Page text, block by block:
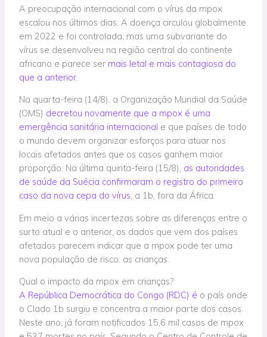
A preocupação internacional com o vírus da mpox
escalou nos últimos dias. A doença circulou globalmente
em 2022 e foi controlada, mas uma subvariante do
vírus se desenvolveu na região central do continente
africano e parece ser mais letal e mais contagiosa do
que a anterior.
Na quarta-feira (14/8), a Organização Mundial da Saúde
(OMS) decretou novamente que a mpox é uma
emergência sanitária internacional e que países de todo
o mundo devem organizar esforços para atuar nos
locais afetados antes que os casos ganhem maior
proporção. Na última quinta-feira (15/8), as autoridades
de saúde da Suécia confirmaram o registro do primeiro
caso da nova cepa do vírus, a 1b, fora da África.
Em meio a várias incertezas sobre as diferenças entre o
surto atual e o anterior, os dados que vem dos países
afetados parecem indicar que a mpox pode ter uma
nova população de risco: as crianças.
Qual o impacto da mpox em crianças?
A República Democrática do Congo (RDC) é o país onde
o Clado 1b surgiu e concentra a maior parte dos casos.
Neste ano, já foram notificados 15,6 mil casos de mpox